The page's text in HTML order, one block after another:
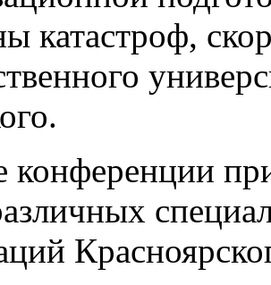
катастроф,
конференции